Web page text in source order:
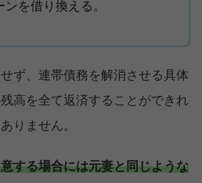
を借り換える。
ず、連帯債務を解消させる具体
高を全て返済することができれ
りません。
する場合には元妻と同じような